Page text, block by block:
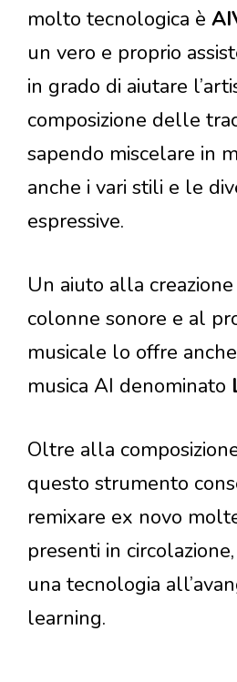
molto tecnologica è
un vero e proprio
in grado di aiutare
composizione delle
sapendo miscelare in
anche i vari stili e le
espressive.
Un aiuto alla
colonne sonore e al
musicale lo offre
musica AI denominato
Oltre alla
questo strumento
remixare ex novo
presenti in
una tecnologia
learning.